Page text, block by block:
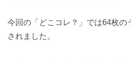
今回の「どこコレ？」では64枚の
されました。